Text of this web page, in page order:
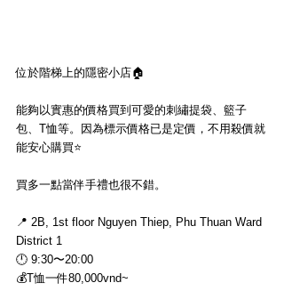
位於階梯上的隱密小店🏠
能夠以實惠的價格買到可愛的刺繡提袋、籃子
包、T恤等。因為標示價格已是定價，不用殺價就
能安心購買⭐️
買多一點當伴手禮也很不錯。
📍 2B, 1st floor Nguyen Thiep, Phu Thuan Ward
District 1
🕛 9:30〜20:00
💰T恤一件80,000vnd~